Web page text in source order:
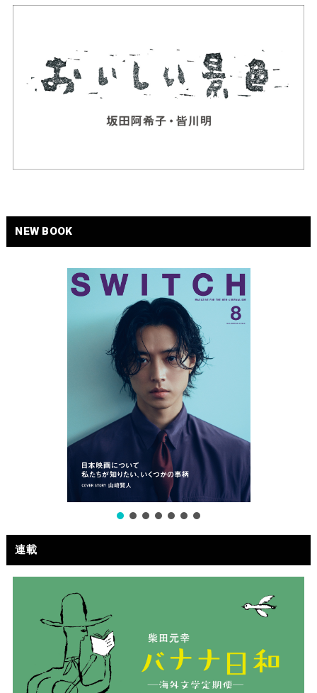
NEW BOOK
連載